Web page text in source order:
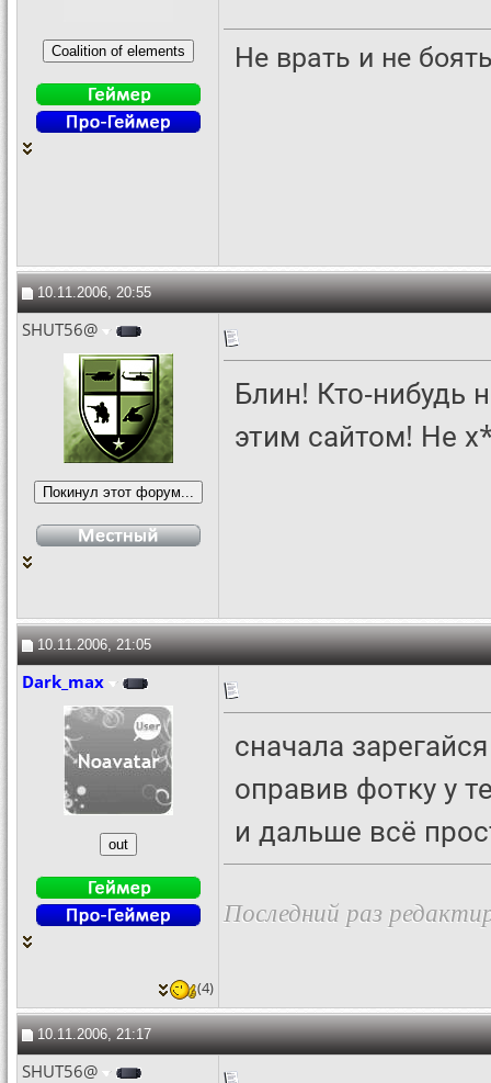
Не врать и не
10.11.2006, 20:55
SHUT56@
Блин! Кто-нибудь
этим сайтом! Не
10.11.2006, 21:05
Dark_max
сначала зарегайся
оправив фотку у
и дальше всё
Последний раз
(4)
10.11.2006, 21:17
SHUT56@